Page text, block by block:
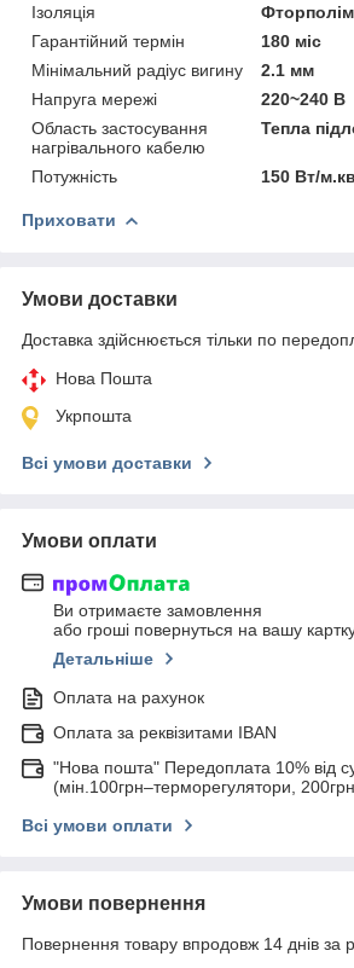
Ізоляція
Гарантійний термін
180 міс
Мінімальний радіус вигину
2.1 мм
Напруга мережі
220~240 В
Область застосування
нагрівального кабелю
Тепла
Потужність 150 Вт/
Приховати
Умови доставки
Доставка здійснюється тільки по
Нова Пошта
Укрпошта
Всі умови доставки
Умови оплати
Ви отримаєте замовлення
або гроші повернуться на вашу
Детальніше
Оплата на рахунок
Оплата за реквізитами IBAN
"Нова пошта" Передоплата 10% від
(мін.100грн–терморегулятори,
Всі умови оплати
Умови повернення
Повернення товару впродовж 14 днів за